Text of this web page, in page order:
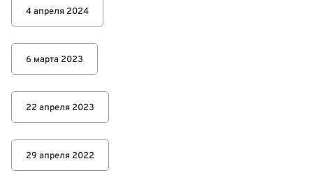
4 апреля 2024
6 марта 2023
22 апреля 2023
29 апреля 2022